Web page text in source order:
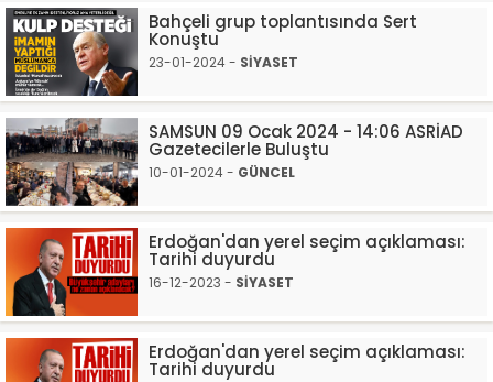
Bahçeli grup toplantısında Sert
Konuştu
23-01-2024 - SİYASET
SAMSUN 09 Ocak 2024 - 14:06 ASRİAD
Gazetecilerle Buluştu
10-01-2024 - GÜNCEL
Erdoğan'dan yerel seçim açıklaması:
Tarihi duyurdu
16-12-2023 - SİYASET
Erdoğan'dan yerel seçim açıklaması:
Tarihi duyurdu